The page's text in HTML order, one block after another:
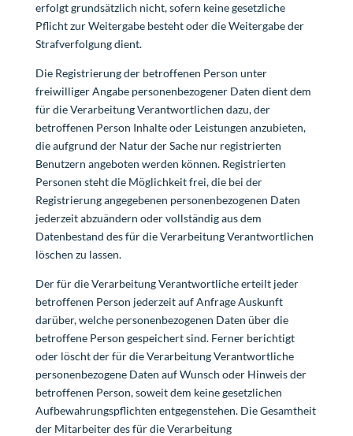
erfolgt grundsätzlich nicht, sofern keine gesetzliche
Pflicht zur Weitergabe besteht oder die Weitergabe der
Strafverfolgung dient.
Die Registrierung der betroffenen Person unter
freiwilliger Angabe personenbezogener Daten dient dem
für die Verarbeitung Verantwortlichen dazu, der
betroffenen Person Inhalte oder Leistungen anzubieten,
die aufgrund der Natur der Sache nur registrierten
Benutzern angeboten werden können. Registrierten
Personen steht die Möglichkeit frei, die bei der
Registrierung angegebenen personenbezogenen Daten
jederzeit abzuändern oder vollständig aus dem
Datenbestand des für die Verarbeitung Verantwortlichen
löschen zu lassen.
Der für die Verarbeitung Verantwortliche erteilt jeder
betroffenen Person jederzeit auf Anfrage Auskunft
darüber, welche personenbezogenen Daten über die
betroffene Person gespeichert sind. Ferner berichtigt
oder löscht der für die Verarbeitung Verantwortliche
personenbezogene Daten auf Wunsch oder Hinweis der
betroffenen Person, soweit dem keine gesetzlichen
Aufbewahrungspflichten entgegenstehen. Die Gesamtheit
der Mitarbeiter des für die Verarbeitung